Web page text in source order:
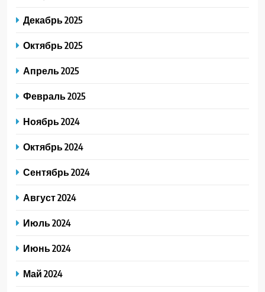
Декабрь 2025
Октябрь 2025
Апрель 2025
Февраль 2025
Ноябрь 2024
Октябрь 2024
Сентябрь 2024
Август 2024
Июль 2024
Июнь 2024
Май 2024